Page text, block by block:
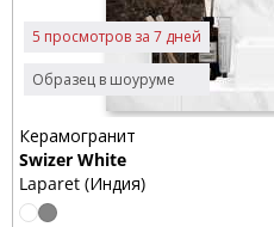
Образец в шоуруме
5 просмотров за 7 дней
Керамогранит
Swizer White
Laparet (Индия)